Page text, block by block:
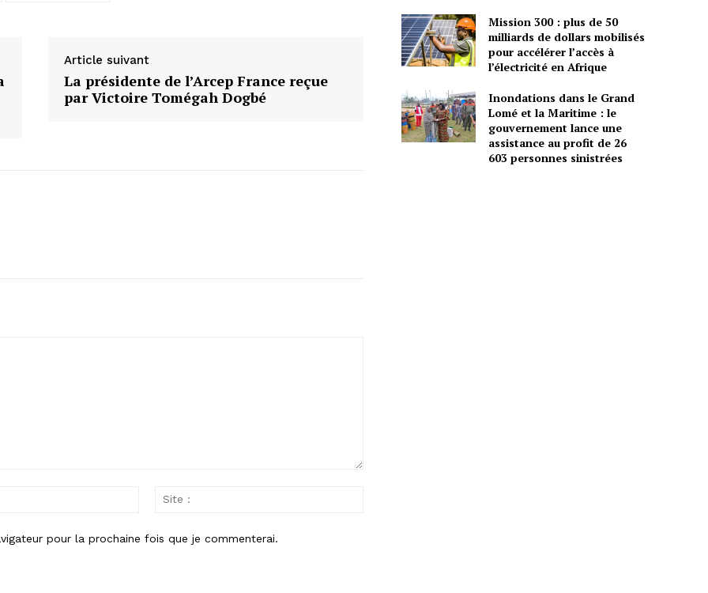
Article suivant
La présidente de l’Arcep France reçue
par Victoire Tomégah Dogbé
Email
pour la prochaine fois que je commenterai.
Mission 300 : plus de 50
milliards de dollars mobilisés
pour accélérer l’accès à
l’électricité en Afrique
Inondations dans le Grand
Lomé et la Maritime : le
gouvernement lance une
assistance au profit de 26
603 personnes sinistrées